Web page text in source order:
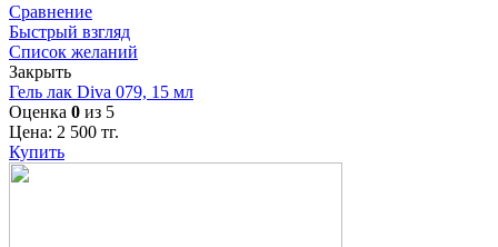
Сравнение
Быстрый взгляд
Список желаний
Закрыть
Гель лак Diva 079, 15 мл
Оценка 0 из 5
Цена: 2 500 тг.
Купить